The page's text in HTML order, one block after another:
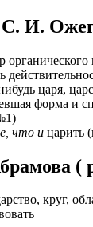
С. И.
царя,
форма и
что и царить
(
круг,